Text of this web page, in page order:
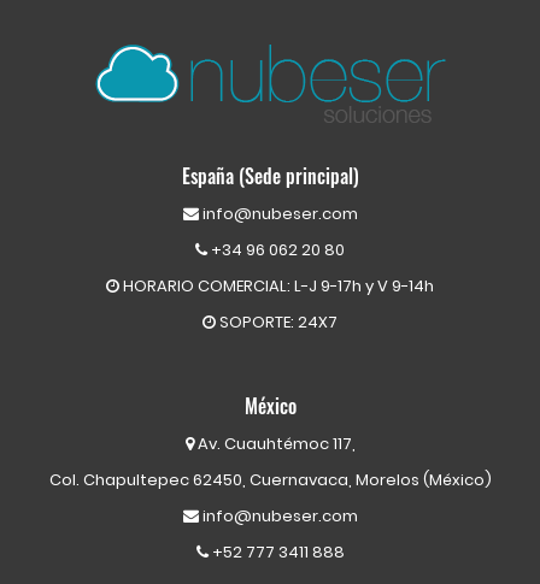
España (Sede principal)
info@nubeser.com
+34 96 062 20 80
HORARIO COMERCIAL: L-J 9-17h y V 9-14h
SOPORTE: 24X7
México
Av. Cuauhtémoc 117,
Col. Chapultepec 62450, Cuernavaca, Morelos (México)
info@nubeser.com
+52 777 3411 888